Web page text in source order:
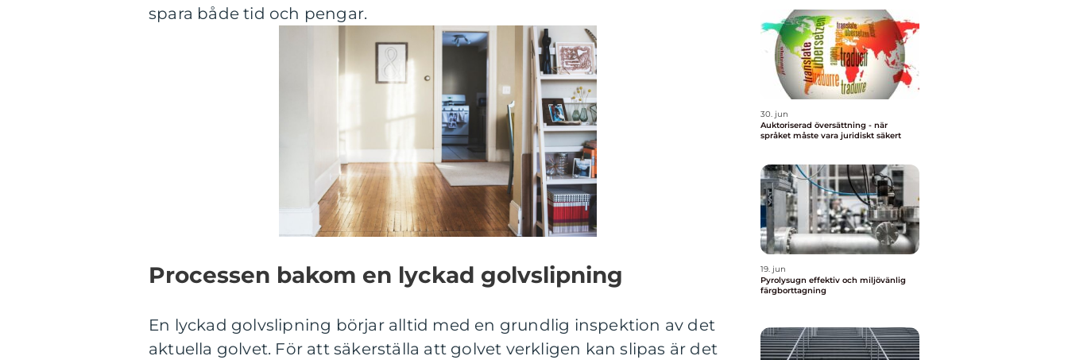
spara både tid och pengar.
Processen bakom en lyckad golvslipning
En lyckad golvslipning börjar alltid med en grundlig inspektion av det
aktuella golvet. För att säkerställa att golvet verkligen kan slipas är det
30. jun
Auktoriserad översättning - när
språket måste vara juridiskt säkert
19. jun
Pyrolysugn effektiv och miljövänlig
färgborttagning